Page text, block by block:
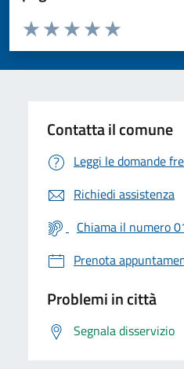
Valuta da 1 a 5 stelle la pagina
Valuta 5 stelle
Valuta 4 stelle su 5
Valuta 3 stelle su 5
Valuta 2 stelle su 5
Valuta 1 stelle su 5
Contatta il comune
Leggi le domande
Richiedi assistenza
Chiama il numero
Prenota
Problemi in città
Segnala disservizio